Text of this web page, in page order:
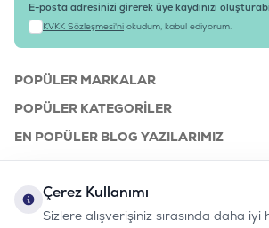
E-posta adresinizi girerek üye kaydınızı
KVKK Sözleşmesi'ni okudum, kabul ediyorum.
POPÜLER MARKALAR
POPÜLER KATEGORILER
EN POPÜLER BLOG YAZILARIMIZ
KURUMSAL
Çerez Kullanımı
Sizlere alışverişiniz sırasında daha iyi